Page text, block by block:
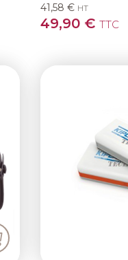
41,58 € HT
49,90 € TTC